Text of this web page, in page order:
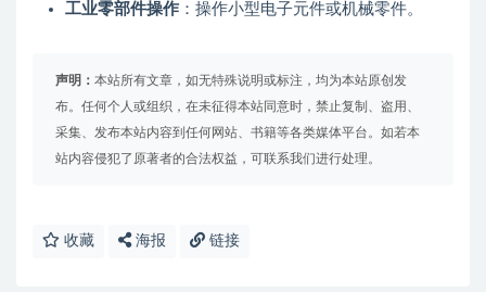
工业零部件操作 ：操作小型电子元件或机械零件。
声明： 本站所有文章，如无特殊说明或标注，均为本站原创发
布。任何个人或组织，在未征得本站同意时，禁止复制、盗用、
采集、发布本站内容到任何网站、书籍等各类媒体平台。如若本
站内容侵犯了原著者的合法权益，可联系我们进行处理。
收藏 海报 链接